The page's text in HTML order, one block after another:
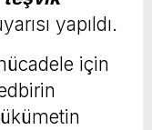
yapıldı.
için